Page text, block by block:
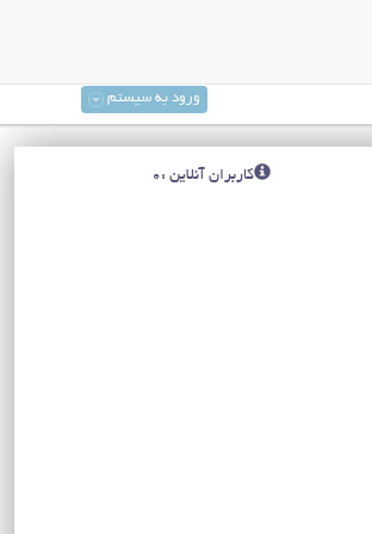
ورود به سیستم
کاربران آنلاین :0